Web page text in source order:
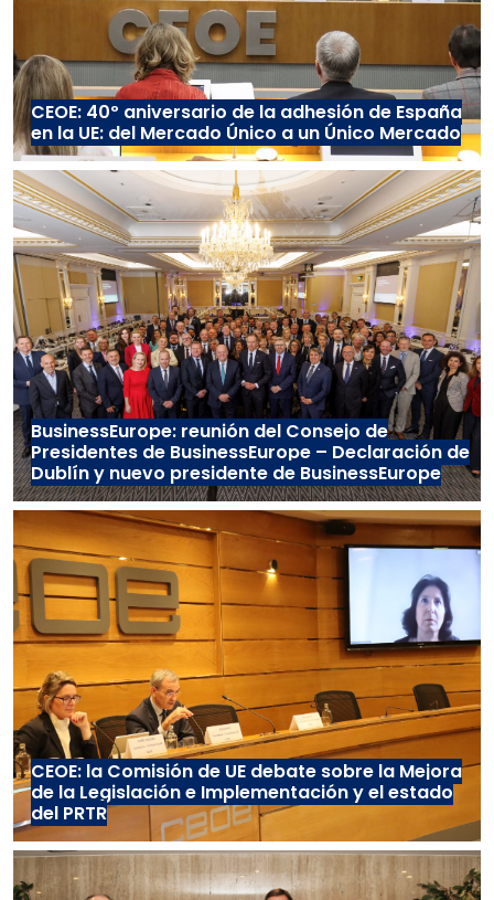
CEOE: 40º aniversario de la adhesión de España
en la UE: del Mercado Único a un Único Mercado
BusinessEurope: reunión del Consejo de
Presidentes de BusinessEurope – Declaración de
Dublín y nuevo presidente de BusinessEurope
CEOE: la Comisión de UE debate sobre la Mejora
de la Legislación e Implementación y el estado
del PRTR